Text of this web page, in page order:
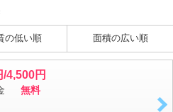
の低い順 面積の広い順
4,500円
無料